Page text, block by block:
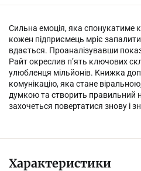
Сильна емоція, яка спонукатиме
кожен підприємець мріє
вдається. Проаналізувавши
Райт окреслив п’ять ключових
улюбленця мільйонів. Книжка
комунікацію, яка стане
думкою та створить правильний
захочеться повертатися знову і
Характеристики